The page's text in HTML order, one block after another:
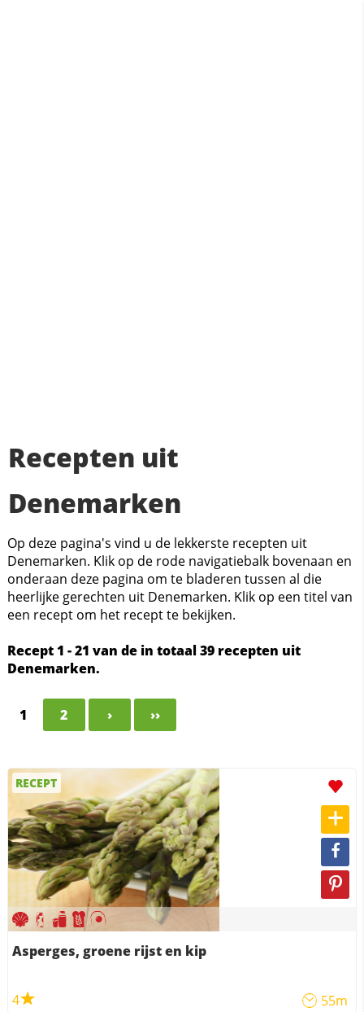
Recepten uit
Denemarken
Op deze pagina's vind u de lekkerste recepten uit
Denemarken. Klik op de rode navigatiebalk bovenaan en
onderaan deze pagina om te bladeren tussen al die
heerlijke gerechten uit Denemarken. Klik op een titel van
een recept om het recept te bekijken.
Recept 1 - 21 van de in totaal 39 recepten uit
Denemarken.
1 2 › ››
RECEPT
Asperges, groene rijst en kip
4 55m